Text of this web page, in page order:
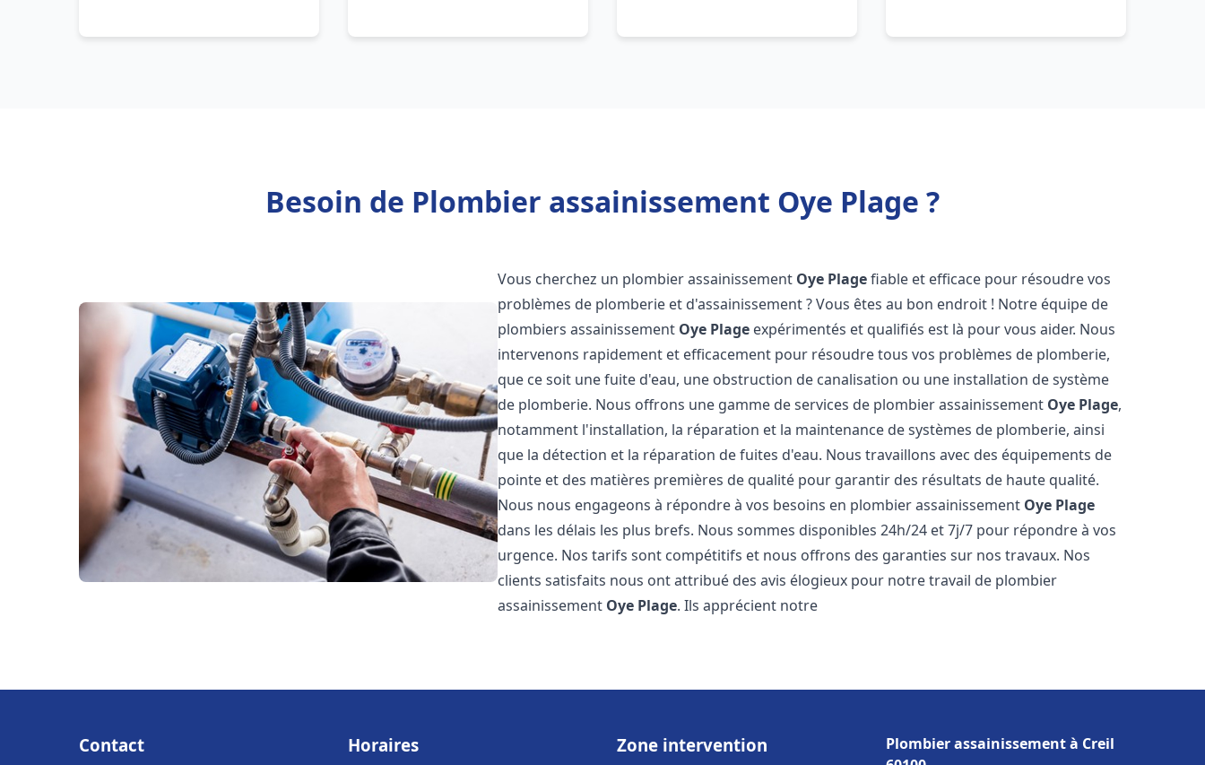
Besoin de Plombier assainissement Oye Plage ?
Vous cherchez un plombier assainissement Oye Plagefiable et efficace pour résoudre vos
problèmes de plomberie et d'assainissement ? Vous êtes au bon endroit ! Notre équipe de
plombiers assainissement Oye Plage expérimentés et qualifiés est là pour vous aider. Nous
intervenons rapidement et efficacement pour résoudre tous vos problèmes de plomberie,
que ce soit une fuite d'eau, une obstruction de canalisation ou une installation de système
de plomberie. Nous offrons une gamme de services de plombier assainissement Oye Plage,
notamment l'installation, la réparation et la maintenance de systèmes de plomberie, ainsi
que la détection et la réparation de fuites d'eau. Nous travaillons avec des équipements de
pointe et des matières premières de qualité pour garantir des résultats de haute qualité.
Nous nous engageons à répondre à vos besoins en plombier assainissement Oye Plage
dans les délais les plus brefs. Nous sommes disponibles 24h/24 et 7j/7 pour répondre à vos
urgence. Nos tarifs sont compétitifs et nous offrons des garanties sur nos travaux. Nos
clients satisfaits nous ont attribué des avis élogieux pour notre travail de plombier
assainissement Oye Plage. Ils apprécient notre
Contact Horaires Zone intervention
Plombier assainissement à Creil